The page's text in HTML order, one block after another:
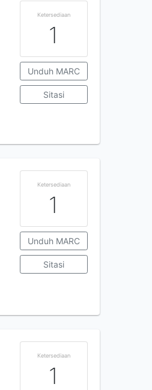
Ketersediaan
1
Unduh MARC
Sitasi
Ketersediaan
1
Unduh MARC
Sitasi
Ketersediaan
1